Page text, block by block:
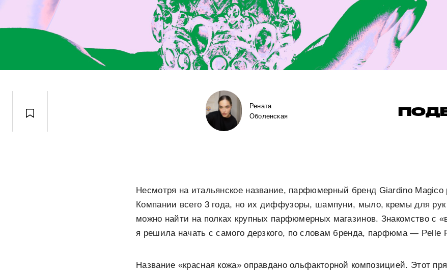
Рената
Оболенская
Несмотря на итальянское название, парфюмерный бренд Giardino
Компании всего 3 года, но их диффузоры, шампуни, мыло, кремы для
можно найти на полках крупных парфюмерных магазинов. Знакомство с
я решила начать с самого дерзкого, по словам бренда, парфюма — Pelle
Название «красная кожа» оправдано ольфакторной композицией. Этот